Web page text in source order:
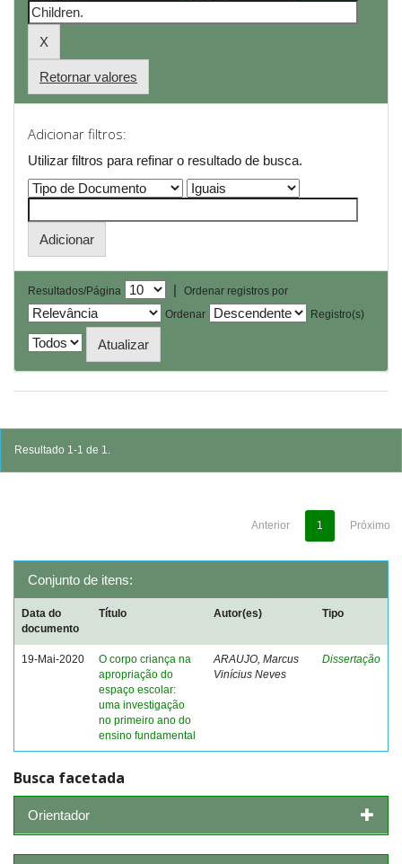
Retornar valores
Adicionar filtros:
Utilizar filtros para refinar o resultado de busca.
Resultados/Página |
Ordenar registros por
Ordenar
Registro(s)
Resultado 1-1 de 1.
Anterior 1 Próximo
Conjunto de itens:
Data do
documento
Título Autor(es) Tipo
19-Mai-2020
O corpo criança na
apropriação do
espaço escolar:
uma investigação
no primeiro ano do
ensino fundamental
ARAUJO, Marcus
Vinícius Neves
Dissertação
Busca facetada
Orientador